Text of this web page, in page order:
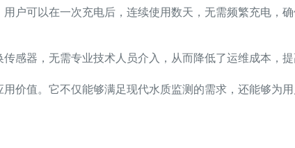
户可以在一次充电后，连续使用数天，无需频繁充电，确
感器，无需专业技术人员介入，从而降低了运维成本，提
价值。它不仅能够满足现代水质监测的需求，还能够为